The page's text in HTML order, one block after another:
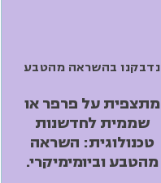
נדבקנו בהשראה מהטבע
מתצפית על פרפר או
שממית לחדשנות
טכנולוגית: השראה
מהטבע וביומימיקרי.